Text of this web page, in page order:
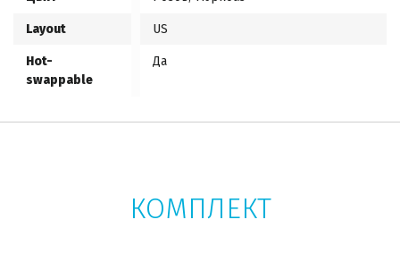
Layout US
Hot-
swappable
Да
КОМПЛЕКТ